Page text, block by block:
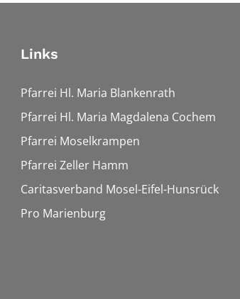
Links
Pfarrei Hl. Maria Blankenrath
Pfarrei Hl. Maria Magdalena Cochem
Pfarrei Moselkrampen
Pfarrei Zeller Hamm
Caritasverband Mosel-Eifel-Hunsrück
Pro Marienburg